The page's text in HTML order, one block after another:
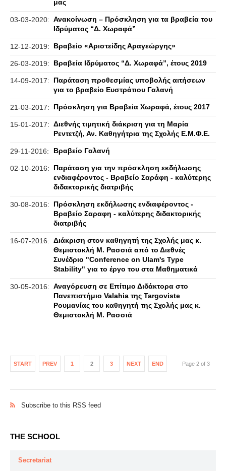
μας
03-03-2020: Ανακοίνωση – Πρόσκληση για τα βραβεία του
Ιδρύματος “Δ. Χωραφά”
12-12-2019: Βραβείο «Αριστείδης Αραγεώργης»
26-03-2019: Βραβεία Ιδρύματος “Δ. Χωραφά”, έτους 2019
14-09-2017:
Παράταση προθεσμίας υποβολής αιτήσεων
για το βραβείο Ευστράτιου Γαλανή
21-03-2017: Πρόσκληση για Βραβεία Χωραφά, έτους 2017
15-01-2017: Διεθνής τιμητική διάκριση για τη Μαρία
Ρεντετζή, Αν. Καθηγήτρια της Σχολής Ε.Μ.Φ.Ε.
29-11-2016: Βραβείο Γαλανή
02-10-2016:
Παράταση για την πρόσκληση εκδήλωσης
ενδιαφέροντος - Βραβείο Σαράφη - καλύτερης
διδακτορικής διατριβής
30-08-2016:
Πρόσκληση εκδήλωσης ενδιαφέροντος -
Βραβείο Σαραφη - καλύτερης διδακτορικής
διατριβής
16-07-2016: Διάκριση στον καθηγητή της Σχολής μας κ.
Θεμιστοκλή Μ. Ρασσιά από το Διεθνές
Συνέδριο "Conference on Ulam's Type
Stability" για το έργο του στα Μαθηματικά
30-05-2016: Αναγόρευση σε Επίτιμο Διδάκτορα στο
Πανεπιστήμιο Valahia της Targoviste
Ρουμανίας του καθηγητή της Σχολής μας κ.
Θεμιστοκλή Μ. Ρασσιά
START PREV 1 2 3 NEXT END Page 2 of 3
Subscribe to this RSS feed
THE SCHOOL
Secretariat